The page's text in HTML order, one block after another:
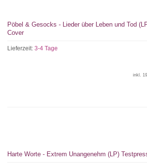
Pöbel & Gesocks - Lieder über Leben und Tod
Cover
Lieferzeit: 3-4 Tage
inkl.
Harte Worte - Extrem Unangenehm (LP)